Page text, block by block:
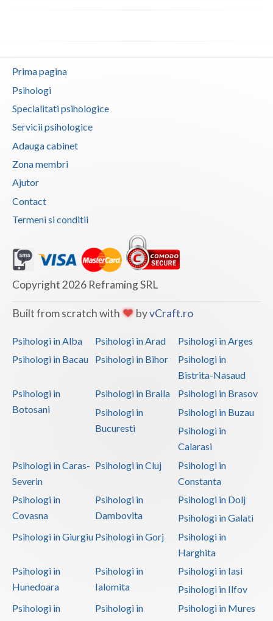
Valcea
Vaslui
Vrancea
Prima pagina
Psihologi
Specialitati psihologice
Servicii psihologice
Adauga cabinet
Zona membri
Ajutor
Contact
Termeni si conditii
Copyright 2026 Reframing SRL
Built from scratch with byvCraft.ro
Psihologi in Alba Psihologi in Arad
Psihologi in Arges
Psihologi in Bacau
Psihologi in Bihor
Psihologi in
Bistrita-Nasaud
Psihologi in
Botosani
Psihologi in Braila
Psihologi in Brasov
Psihologi in
Bucuresti
Psihologi in Buzau
Psihologi in
Calarasi
Psihologi in Caras-
Severin
Psihologi in Cluj
Psihologi in
Constanta
Psihologi in
Covasna
Psihologi in
Dambovita
Psihologi in Dolj
Psihologi in Galati
Psihologi in Giurgiu Psihologi in Gorj
Psihologi in
Harghita
Psihologi in
Hunedoara
Psihologi in
Ialomita
Psihologi in Iasi
Psihologi in Ilfov
Psihologi in
Psihologi in
Psihologi in Mures